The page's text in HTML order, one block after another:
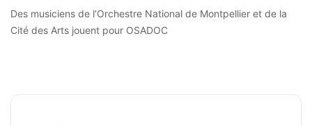
Des musiciens de l’Orchestre National de Montpellier et de la
Cité des Arts jouent pour OSADOC